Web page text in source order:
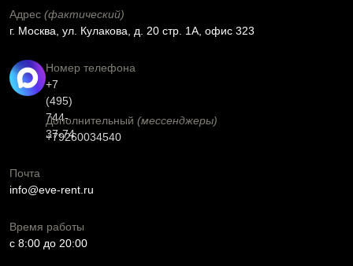
Адрес (фактический)
г. Москва, ул. Кулакова, д. 20 стр. 1А, офис 323
Номер телефона
+7
(495)
744-
37-74
Дополнительный (мессенджеры)
+79260034540
Почта
info@eve-rent.ru
Время работы
c 8:00 до 20:00